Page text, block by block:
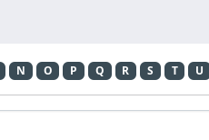
N O P Q R S T U